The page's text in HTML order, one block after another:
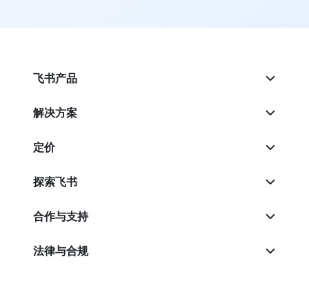
飞书产品
解决方案
定价
探索飞书
合作与支持
法律与合规